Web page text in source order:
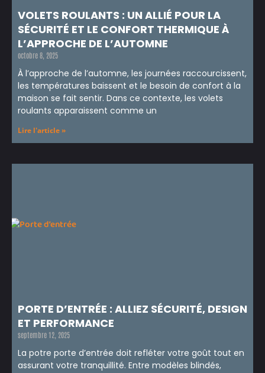
VOLETS ROULANTS : UN ALLIÉ POUR LA
SÉCURITÉ ET LE CONFORT THERMIQUE À
L’APPROCHE DE L’AUTOMNE
octobre 8, 2025
À l’approche de l’automne, les journées raccourcissent,
les températures baissent et le besoin de confort à la
maison se fait sentir. Dans ce contexte, les volets
roulants apparaissent comme un
Lire l'article »
PORTE D’ENTRÉE : ALLIEZ SÉCURITÉ, DESIGN
ET PERFORMANCE
septembre 12, 2025
La potre porte d’entrée doit refléter votre goût tout en
assurant votre tranquillité. Entre modèles blindés,